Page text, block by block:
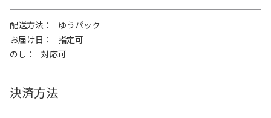
配送方法
ゆうパック
お届け日
指定可
のし
対応可
決済方法